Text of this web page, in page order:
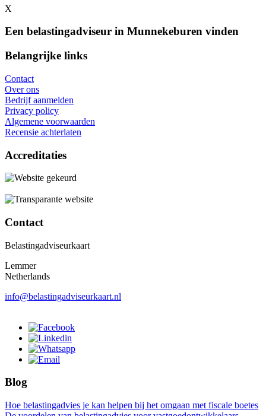
X
Een belastingadviseur in Munnekeburen vinden
Belangrijke links
Contact
Over ons
Bedrijf aanmelden
Privacy policy
Algemene voorwaarden
Recensie achterlaten
Accreditaties
Contact
Belastingadviseurkaart
Lemmer
Netherlands
info@belastingadviseurkaart.nl
Blog
Hoe belastingadvies je kan helpen bij het omgaan met fiscale boetes